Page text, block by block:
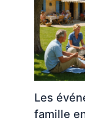
Les
famille